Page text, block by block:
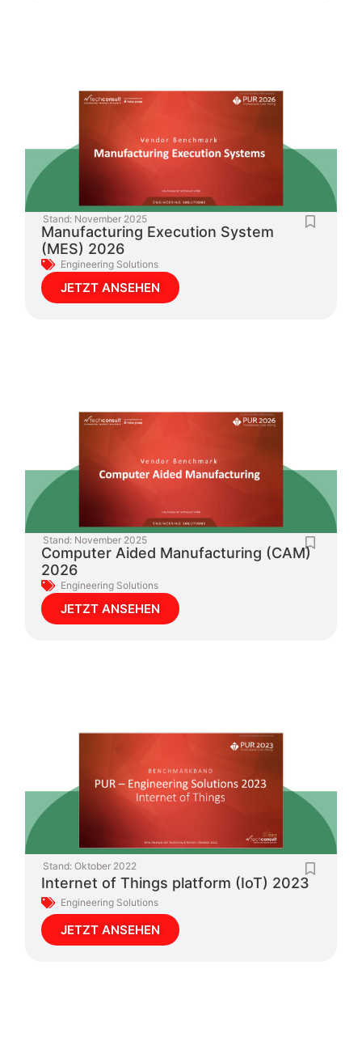
Stand: November 2025
Manufacturing Execution System
(MES) 2026
Engineering Solutions
JETZT ANSEHEN
Stand: November 2025
Computer Aided Manufacturing (CAM)
2026
Engineering Solutions
JETZT ANSEHEN
Stand: Oktober 2022
Internet of Things platform (IoT) 2023
Engineering Solutions
JETZT ANSEHEN